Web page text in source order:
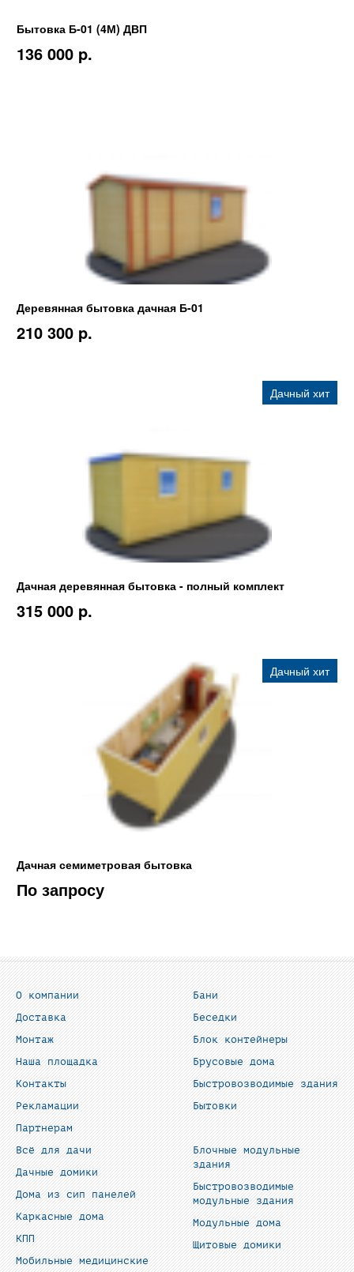
Бытовка Б-01 (4М) ДВП
136 000 p.
Деревянная бытовка дачная Б-01
210 300 p.
Дачный хит
Дачная деревянная бытовка - полный комплект
315 000 p.
Дачный хит
Дачная семиметровая бытовка
По запросу
О компании
Доставка
Монтаж
Наша площадка
Контакты
Рекламации
Партнерам
Бани
Беседки
Блок контейнеры
Брусовые дома
Быстровозводимые здания
Бытовки
Всё для дачи
Дачные домики
Дома из сип панелей
Каркасные дома
КПП
Мобильные медицинские
Блочные модульные
здания
Быстровозводимые
модульные здания
Модульные дома
Щитовые домики